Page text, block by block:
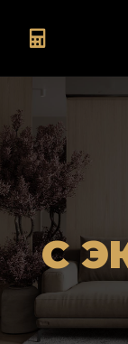
С